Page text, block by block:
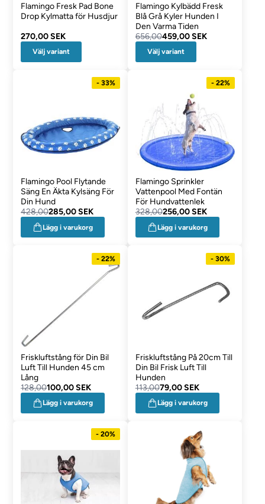
Flamingo Fresk Pad Bone
Drop Kylmatta för Husdjur
270,00 SEK
Välj variant
Flamingo Kylbädd Fresk
Blå Grå Kyler Hunden I
Den Varma Tiden
656,00459,00 SEK
Välj variant
- 33%
Flamingo Pool Flytande
Säng En Äkta Kylsäng För
Din Hund
428,00285,00 SEK
Lägg i varukorg
- 22%
Flamingo Sprinkler
Vattenpool Med Fontän
För Hundvattenlek
328,00256,00 SEK
Lägg i varukorg
- 22%
Friskluftstång för Din Bil
Luft Till Hunden 45 cm
Lång
128,00100,00 SEK
Lägg i varukorg
- 30%
Friskluftstång På 20cm Till
Din Bil Frisk Luft Till
Hunden
113,0079,00 SEK
Lägg i varukorg
- 20%